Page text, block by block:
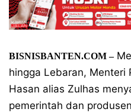
BISNISBANTEN.COM –
hingga Lebaran, Menteri
Hasan alias Zulhas
pemerintah dan